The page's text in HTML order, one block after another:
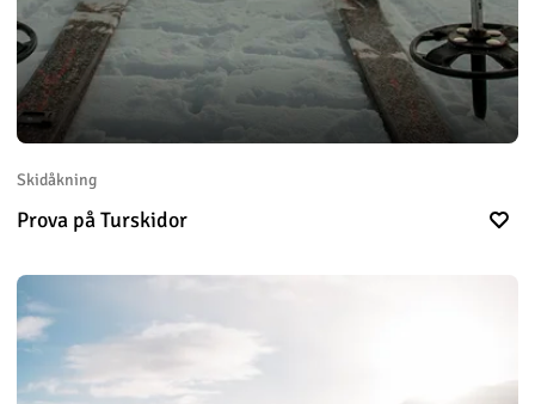
Skidåkning
Prova på Turskidor